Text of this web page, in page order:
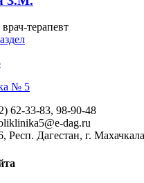
терапевт
№ 5
62-33-83, 98-90-48
dag.ru
Респ. Дагестан, г.